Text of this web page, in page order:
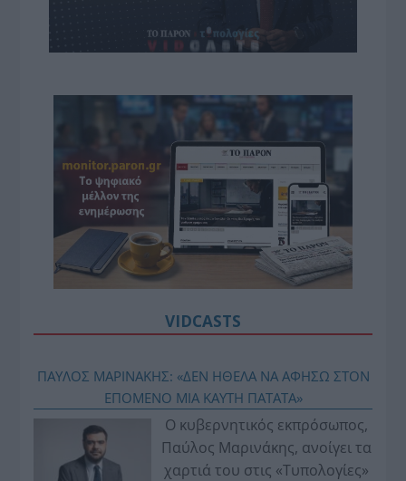
VIDCASTS
ΠΑΥΛΟΣ ΜΑΡΙΝΑΚΗΣ: «ΔΕΝ ΗΘΕΛΑ ΝΑ ΑΦΗΣΩ ΣΤΟΝ
ΕΠΟΜΕΝΟ ΜΙΑ ΚΑΥΤΗ ΠΑΤΑΤΑ»
Ο κυβερνητικός εκπρόσωπος,
Παύλος Μαρινάκης, ανοίγει τα
χαρτιά του στις «Τυπολογίες»